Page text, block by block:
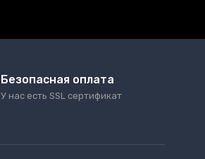
Безопасная оплата
У нас есть SSL сертификат